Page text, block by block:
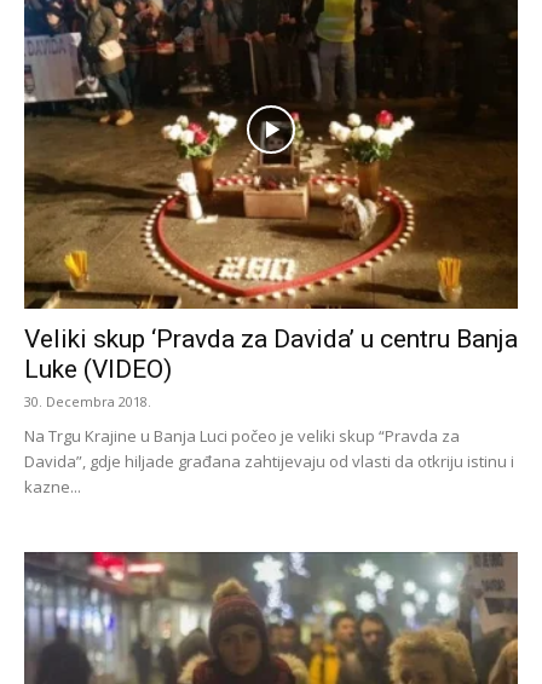
Veliki skup ‘Pravda za Davida’ u centru Banja
Luke (VIDEO)
30. Decembra 2018.
Na Trgu Krajine u Banja Luci počeo je veliki skup “Pravda za
Davida”, gdje hiljade građana zahtijevaju od vlasti da otkriju istinu i
kazne...